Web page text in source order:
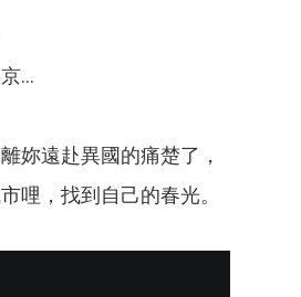
...
妳遠赴異國的痛楚了，
哩，找到自己的春光。